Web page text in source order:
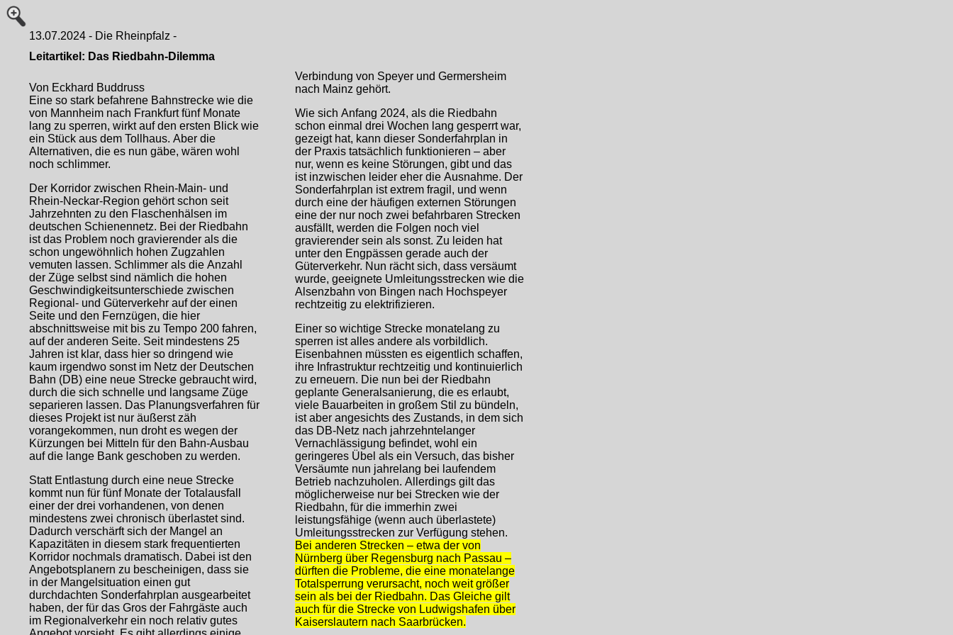
13.07.2024 - Die Rheinpfalz -
Leitartikel: Das Riedbahn-Dilemma
Von Eckhard Buddruss
Eine so stark befahrene Bahnstrecke wie die
von Mannheim nach Frankfurt fünf Monate
lang zu sperren, wirkt auf den ersten Blick wie
ein Stück aus dem Tollhaus. Aber die
Alternativen, die es nun gäbe, wären wohl
noch schlimmer.
Der Korridor zwischen Rhein-Main- und
Rhein-Neckar-Region gehört schon seit
Jahrzehnten zu den Flaschenhälsen im
deutschen Schienennetz. Bei der Riedbahn
ist das Problem noch gravierender als die
schon ungewöhnlich hohen Zugzahlen
vemuten lassen. Schlimmer als die Anzahl
der Züge selbst sind nämlich die hohen
Geschwindigkeitsunterschiede zwischen
Regional- und Güterverkehr auf der einen
Seite und den Fernzügen, die hier
abschnittsweise mit bis zu Tempo 200 fahren,
auf der anderen Seite. Seit mindestens 25
Jahren ist klar, dass hier so dringend wie
kaum irgendwo sonst im Netz der Deutschen
Bahn (DB) eine neue Strecke gebraucht wird,
durch die sich schnelle und langsame Züge
separieren lassen. Das Planungsverfahren für
dieses Projekt ist nur äußerst zäh
vorangekommen, nun droht es wegen der
Kürzungen bei Mitteln für den Bahn-Ausbau
auf die lange Bank geschoben zu werden.
Statt Entlastung durch eine neue Strecke
kommt nun für fünf Monate der Totalausfall
einer der drei vorhandenen, von denen
mindestens zwei chronisch überlastet sind.
Dadurch verschärft sich der Mangel an
Kapazitäten in diesem stark frequentierten
Korridor nochmals dramatisch. Dabei ist den
Angebotsplanern zu bescheinigen, dass sie
in der Mangelsituation einen gut
durchdachten Sonderfahrplan ausgearbeitet
haben, der für das Gros der Fahrgäste auch
im Regionalverkehr ein noch relativ gutes
Verbindung von Speyer und Germersheim
nach Mainz gehört.
Wie sich Anfang 2024, als die Riedbahn
schon einmal drei Wochen lang gesperrt war,
gezeigt hat, kann dieser Sonderfahrplan in
der Praxis tatsächlich funktionieren – aber
nur, wenn es keine Störungen, gibt und das
ist inzwischen leider eher die Ausnahme. Der
Sonderfahrplan ist extrem fragil, und wenn
durch eine der häufigen externen Störungen
eine der nur noch zwei befahrbaren Strecken
ausfällt, werden die Folgen noch viel
gravierender sein als sonst. Zu leiden hat
unter den Engpässen gerade auch der
Güterverkehr. Nun rächt sich, dass versäumt
wurde, geeignete Umleitungsstrecken wie die
Alsenzbahn von Bingen nach Hochspeyer
rechtzeitig zu elektrifizieren.
Einer so wichtige Strecke monatelang zu
sperren ist alles andere als vorbildlich.
Eisenbahnen müssten es eigentlich schaffen,
ihre Infrastruktur rechtzeitig und kontinuierlich
zu erneuern. Die nun bei der Riedbahn
geplante Generalsanierung, die es erlaubt,
viele Bauarbeiten in großem Stil zu bündeln,
ist aber angesichts des Zustands, in dem sich
das DB-Netz nach jahrzehntelanger
Vernachlässigung befindet, wohl ein
geringeres Übel als ein Versuch, das bisher
Versäumte nun jahrelang bei laufendem
Betrieb nachzuholen. Allerdings gilt das
möglicherweise nur bei Strecken wie der
Riedbahn, für die immerhin zwei
leistungsfähige (wenn auch überlastete)
Umleitungsstrecken zur Verfügung stehen.
Bei anderen Strecken – etwa der von
Nürnberg über Regensburg nach Passau –
dürften die Probleme, die eine monatelange
Totalsperrung verursacht, noch weit größer
sein als bei der Riedbahn. Das Gleiche gilt
auch für die Strecke von Ludwigshafen über
Kaiserslautern nach Saarbrücken.